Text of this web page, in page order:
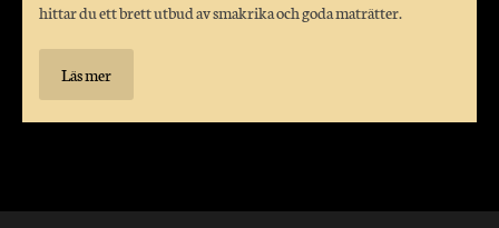
hittar du ett brett utbud av smakrika och goda maträtter.
Läs mer